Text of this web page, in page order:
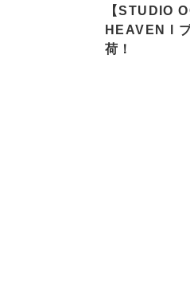
【STUDIO
HEAVEN l
荷！